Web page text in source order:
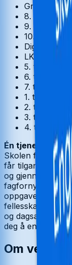
Grunnskole
8. trinn
9. trinn
10. trinn
Digital
LK20
5. trinn
6. trinn
7. trinn
1. trinn
2. trinn
3. trinn
4. trinn
Én tjeneste. Alle
Skolen fra
får tilgang til alt
og gjennomføre
fagfornyelsen.
oppgaver som
fellesskap og
og dagsaktuelt
deg å engasjere
Om verket